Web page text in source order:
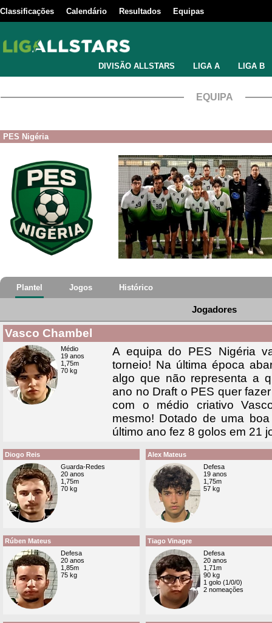
Classificações Calendário Resultados Equipas
DIVISÃO ALLSTARS LIGA A LIGA B
EQUIPA
PES Nigéria
Plantel Jogos Histórico
Jogadores
Vasco Chambel
Médio
19 anos
1,75m
70 kg
A equipa do PES Nigéria
torneio! Na última época
algo que não representa a
ano no Draft o PES quer
com o médio criativo
mesmo! Dotado de uma
último ano fez 8 golos em 21
Diogo Reis
Guarda-Redes
20 anos
1,75m
70 kg
Alex Mateus
Defesa
19 anos
1,75m
57 kg
Rúben Mateus
Defesa
20 anos
1,85m
75 kg
Tiago Vinagre
Defesa
20 anos
1,71m
90 kg
1 golo (1/0/0)
2 nomeações